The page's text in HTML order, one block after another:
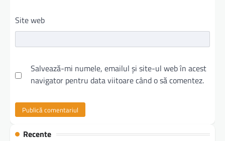
Site web
Salvează-mi numele, emailul și site-ul web în acest
navigator pentru data viitoare când o să comentez.
Recente